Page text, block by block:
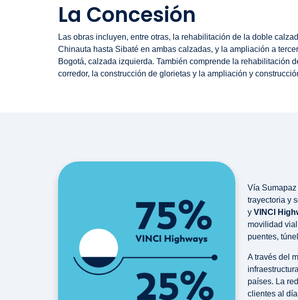
La Concesión
Las obras incluyen, entre otras, la rehabilitación de la doble
Chinauta hasta Sibaté en ambas calzadas, y la ampliación a
Bogotá, calzada izquierda. También comprende la rehabilitación
corredor, la construcción de glorietas y la ampliación y
Vía
trayectoria y
y VINCI
movilidad
puentes,
A través del
países. La
clientes al